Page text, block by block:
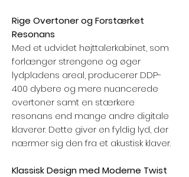
Rige Overtoner og Forstærket
Resonans
Med et udvidet højttalerkabinet, som
forlænger strengene og øger
lydpladens areal, producerer DDP-
400 dybere og mere nuancerede
overtoner samt en stærkere
resonans end mange andre digitale
klaverer. Dette giver en fyldig lyd, der
nærmer sig den fra et akustisk klaver.
Klassisk Design med Moderne Twist